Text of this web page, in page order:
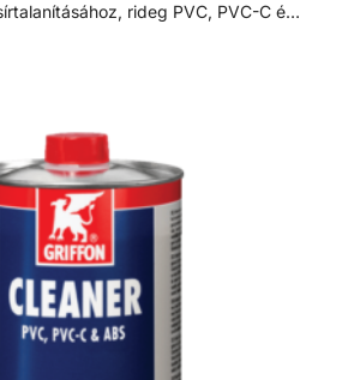
rideg PVC, PVC-C és